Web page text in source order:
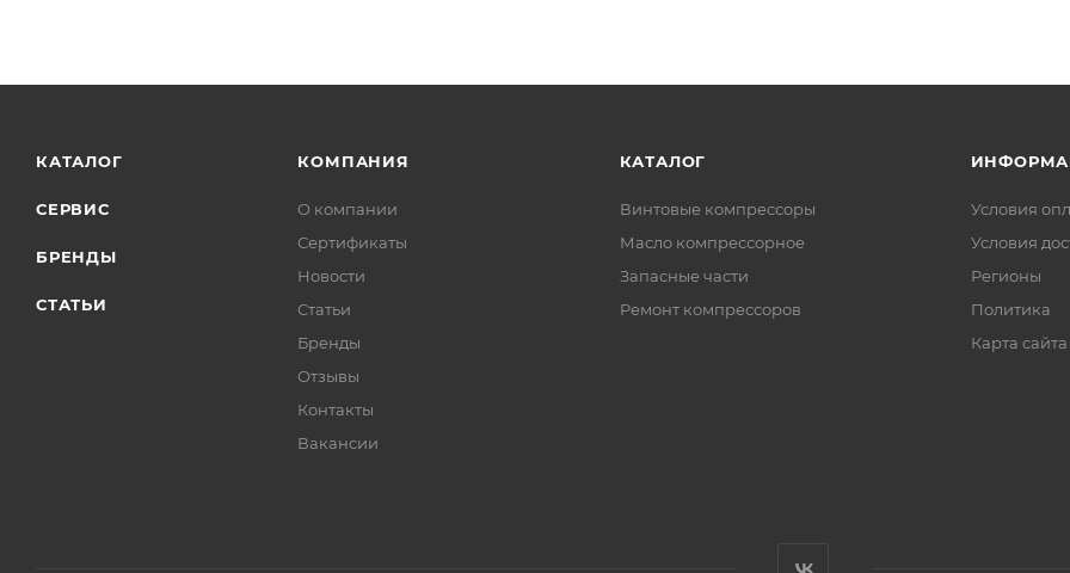
КАТАЛОГ
СЕРВИС
БРЕНДЫ
СТАТЬИ
КОМПАНИЯ
О компании
Сертификаты
Новости
Статьи
Бренды
Отзывы
Контакты
Вакансии
КАТАЛОГ
Винтовые компрессоры
Масло компрессорное
Запасные части
Ремонт компрессоров
Условия
Условия
Регионы
Политика
Карта сайта